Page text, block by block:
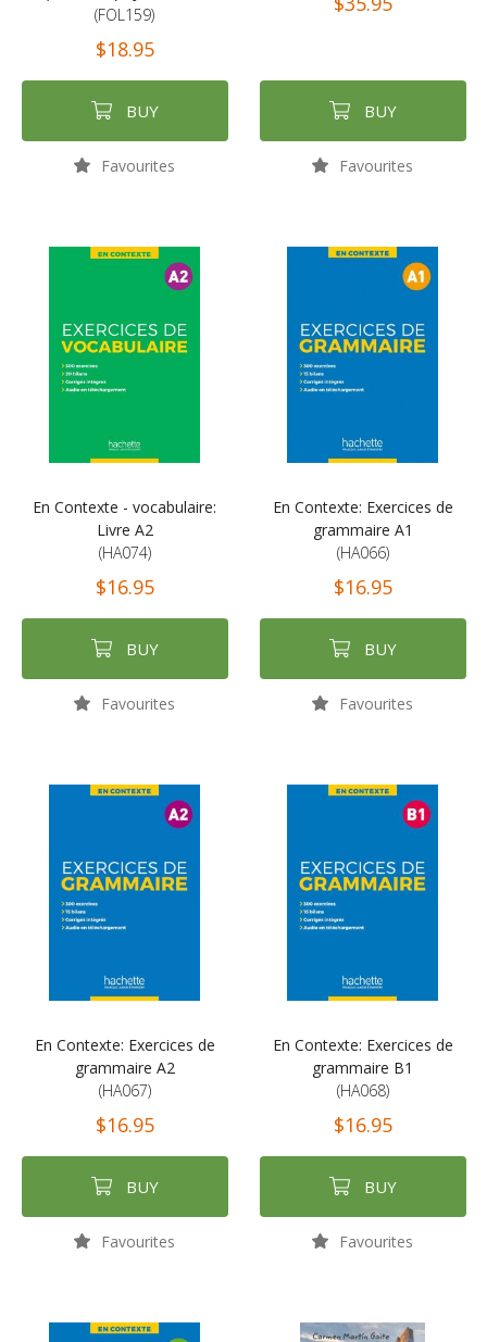
(FOL159)
$18.95
BUY
Favourites
BUY
Favourites
En Contexte - vocabulaire:
Livre A2
(HA074)
$16.95
BUY
Favourites
En Contexte: Exercices de
grammaire A1
(HA066)
$16.95
BUY
Favourites
En Contexte: Exercices de
grammaire A2
(HA067)
$16.95
BUY
Favourites
En Contexte: Exercices de
grammaire B1
(HA068)
$16.95
BUY
Favourites